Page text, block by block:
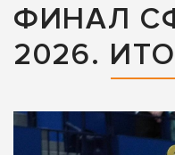
ФИНАЛ
2026.